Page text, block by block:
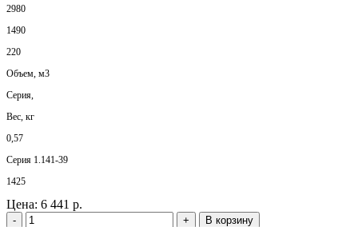
2980
1490
220
Объем, м3
Серия,
Вес, кг
0,57
Серия 1.141-39
1425
Цена: 6 441 р.
- + В корзину